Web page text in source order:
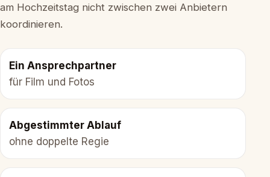
am Hochzeitstag nicht zwischen zwei Anbietern
koordinieren.
Ein Ansprechpartner
für Film und Fotos
Abgestimmter Ablauf
ohne doppelte Regie